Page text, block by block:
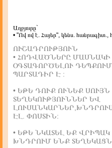
Աղբյուրը`
• "Ով ով է. Հայեր", կենս.
ՈՒՇԱԴՐՈՒԹՅՈՒՆ
• ՀՈԴՎԱԾՆԵՐԸ
ՕԳՏԱԳՈՐԾԵԼՈՒ
ՊԱՐՏԱԴԻՐ Է :
• ԵԹԵ ԴՈՒՔ ՈՒՆԵՔ
ՏԵՂԵԿՈՒԹՅՈՒՆՆԵՐ ԵՎ
ԷԼ. ՓՈՍՏԻՆ:
• ԵԹԵ ՆԿԱՏԵԼ ԵՔ
ԽՆԴՐՈՒՄ ԵՆՔ